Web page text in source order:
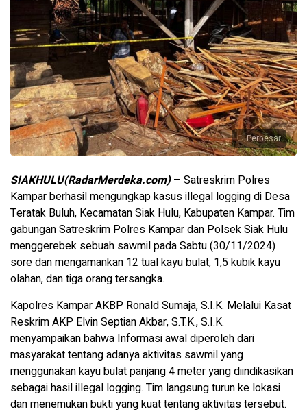
Perbesar
SIAKHULU(RadarMerdeka.com)– Satreskrim Polres
Kampar berhasil mengungkap kasus illegal logging di Desa
Teratak Buluh, Kecamatan Siak Hulu, Kabupaten Kampar. Tim
gabungan Satreskrim Polres Kampar dan Polsek Siak Hulu
menggerebek sebuah sawmil pada Sabtu (30/11/2024)
sore dan mengamankan 12 tual kayu bulat, 1,5 kubik kayu
olahan, dan tiga orang tersangka.
Kapolres Kampar AKBP Ronald Sumaja, S.I.K. Melalui Kasat
Reskrim AKP Elvin Septian Akbar, S.T.K., S.I.K.
menyampaikan bahwa Informasi awal diperoleh dari
masyarakat tentang adanya aktivitas sawmil yang
menggunakan kayu bulat panjang 4 meter yang diindikasikan
sebagai hasil illegal logging. Tim langsung turun ke lokasi
dan menemukan bukti yang kuat tentang aktivitas tersebut.